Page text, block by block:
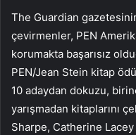
The Guardian
çevirmenler, PEN
korumakta başarısız
PEN/Jean Stein kitap
10 adaydan dokuzu,
yarışmadan kitaplarını
Sharpe, Catherine